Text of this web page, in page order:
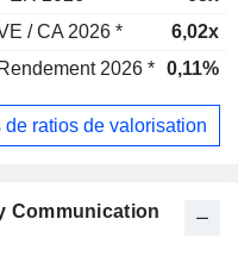
/ CA 2026 *
6,02x
Rendement 2026 * 0,11%
de ratios de valorisation
Communication